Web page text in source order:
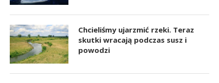
Chcieliśmy ujarzmić rzeki. Teraz
skutki wracają podczas susz i
powodzi